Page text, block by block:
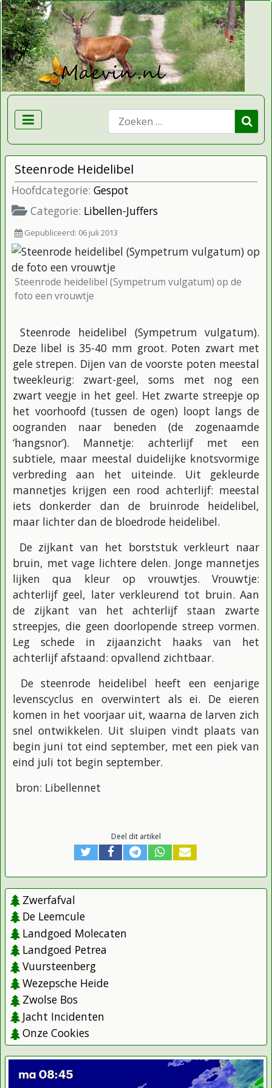
Zoeken
Steenrode Heidelibel
Hoofdcategorie: Gespot
Categorie: Libellen-Juffers
Gepubliceerd: 06 juli 2013
Steenrode heidelibel (Sympetrum vulgatum) op de
foto een vrouwtje
Steenrode heidelibel (Sympetrum vulgatum).
Deze libel is 35-40 mm groot. Poten zwart met
gele strepen. Dijen van de voorste poten meestal
tweekleurig: zwart-geel, soms met nog een
zwart veegje in het geel. Het zwarte streepje op
het voorhoofd (tussen de ogen) loopt langs de
oogranden naar beneden (de zogenaamde
‘hangsnor’). Mannetje: achterlijf met een
subtiele, maar meestal duidelijke knotsvormige
verbreding aan het uiteinde. Uit gekleurde
mannetjes krijgen een rood achterlijf: meestal
iets donkerder dan de bruinrode heidelibel,
maar lichter dan de bloedrode heidelibel.
De zijkant van het borststuk verkleurt naar
bruin, met vage lichtere delen. Jonge mannetjes
lijken qua kleur op vrouwtjes. Vrouwtje:
achterlijf geel, later verkleurend tot bruin. Aan
de zijkant van het achterlijf staan zwarte
streepjes, die geen doorlopende streep vormen.
Leg schede in zijaanzicht haaks van het
achterlijf afstaand: opvallend zichtbaar.
De steenrode heidelibel heeft een eenjarige
levenscyclus en overwintert als ei. De eieren
komen in het voorjaar uit, waarna de larven zich
snel ontwikkelen. Uit sluipen vindt plaats van
begin juni tot eind september, met een piek van
eind juli tot begin september.
bron: Libellennet
Deel dit artikel
Zwerfafval
De Leemcule
Landgoed Molecaten
Landgoed Petrea
Vuursteenberg
Wezepsche Heide
Zwolse Bos
Jacht Incidenten
Onze Cookies